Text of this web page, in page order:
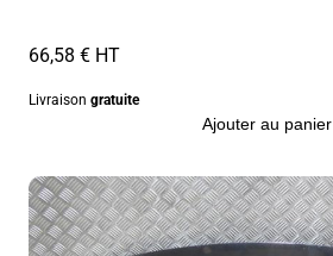
66,58 € HT
Livraison gratuite
Ajouter au panier